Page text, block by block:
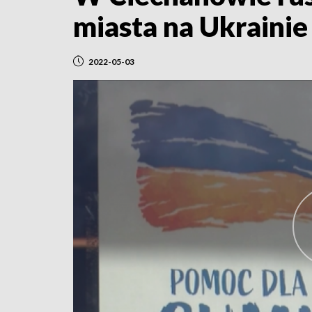
miasta na Ukrainie
2022-05-03